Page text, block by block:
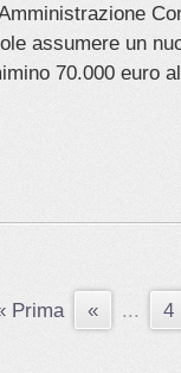
assumere un
70.000 euro
Prima « ... 4